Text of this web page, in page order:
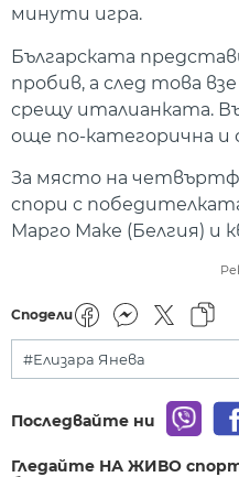
минути игра.
Българската
пробив, а след това
срещу италианката.
още по-категорична и
За място на
спори с
Марго Маке (Белгия) и
Сподели
#Елизара Янева
Последвайте ни
Гледайте НА ЖИВО